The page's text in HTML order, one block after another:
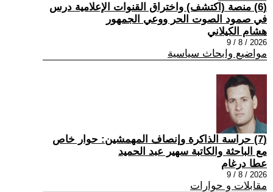
(6) منصة (اكتشف) واختراق القنوات الإعلامية درس
في صمود الصوت الحر ووعي الجمهور
هشام الكيلاني
2026 / 8 / 9
مواضيع وابحاث سياسية
(7) حراسة الذاكرة وإنصاف المهمشين: حوار خاص
مع الباحثة والكاتبة سهير عبد الحميد
عطا درغام
2026 / 8 / 9
مقابلات و حوارات